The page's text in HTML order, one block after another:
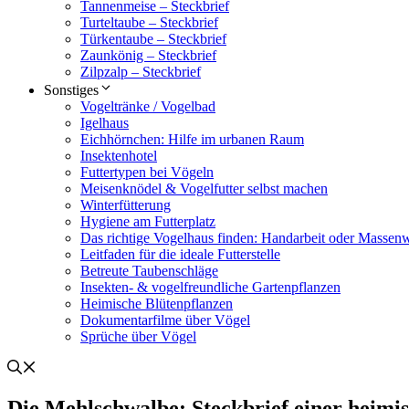
Tannen­meise – Steck­brief
Turtel­taube – Steck­brief
Türken­taube – Steck­brief
Zaun­kö­nig – Steck­brief
Zilpz­alp – Steck­brief
Sons­ti­ges
Vogel­tränke / Vogel­bad
Igel­haus
Eich­hörn­chen: Hilfe im urba­nen Raum
Insek­ten­ho­tel
Futter­ty­pen bei Vögeln
Meisen­knö­del & Vogel­fut­ter selbst machen
Winter­füt­te­rung
Hygiene am Futter­platz
Das rich­tige Vogel­haus finden: Hand­ar­beit oder
Leit­fa­den für die ideale Futter­stelle
Betreute Tauben­schläge
Insek­ten- & vogel­freund­li­che Garten­pflan­zen
Heimi­sche Blüten­pflan­zen
Doku­men­tar­filme über Vögel
Sprü­che über Vögel